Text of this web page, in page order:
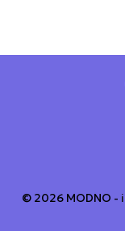
© 2026 MODNO -